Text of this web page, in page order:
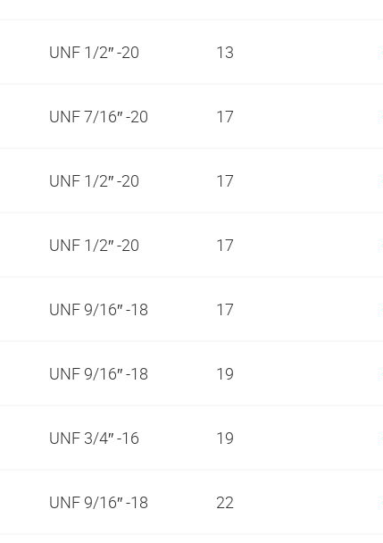
UNF 1/2″ -20 13
UNF 7/16″ -20 17
UNF 1/2″ -20 17
UNF 1/2″ -20 17
UNF 9/16″ -18 17
UNF 9/16″ -18 19
UNF 3/4″ -16 19
UNF 9/16″ -18 22